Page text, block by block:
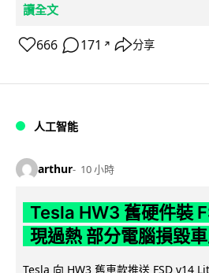
讀全文
666 171 ↗ 分享
人工智能
arthur 10 小時
Tesla HW3 舊硬件裝
現過熱 部分電腦損毀
Tesla 向 HW3 舊車款推送 FSD v14